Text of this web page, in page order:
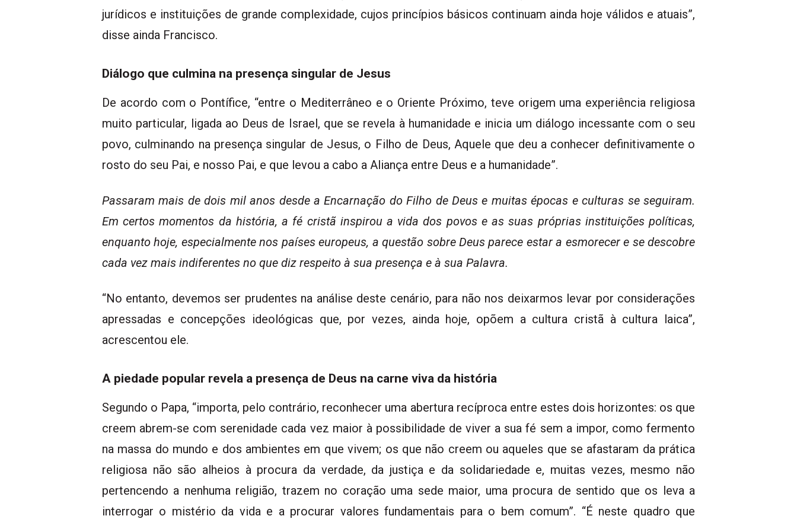
jurídicos e instituições de grande complexidade, cujos princípios básicos continuam ainda hoje válidos e atuais”,
disse ainda Francisco.
Diálogo que culmina na presença singular de Jesus
De acordo com o Pontífice, “entre o Mediterrâneo e o Oriente Próximo, teve origem uma experiência religiosa
muito particular, ligada ao Deus de Israel, que se revela à humanidade e inicia um diálogo incessante com o seu
povo, culminando na presença singular de Jesus, o Filho de Deus, Aquele que deu a conhecer definitivamente o
rosto do seu Pai, e nosso Pai, e que levou a cabo a Aliança entre Deus e a humanidade”.
Passaram mais de dois mil anos desde a Encarnação do Filho de Deus e muitas épocas e culturas se seguiram.
Em certos momentos da história, a fé cristã inspirou a vida dos povos e as suas próprias instituições políticas,
enquanto hoje, especialmente nos países europeus, a questão sobre Deus parece estar a esmorecer e se descobre
cada vez mais indiferentes no que diz respeito à sua presença e à sua Palavra.
“No entanto, devemos ser prudentes na análise deste cenário, para não nos deixarmos levar por considerações
apressadas e concepções ideológicas que, por vezes, ainda hoje, opõem a cultura cristã à cultura laica”,
acrescentou ele.
A piedade popular revela a presença de Deus na carne viva da história
Segundo o Papa, “importa, pelo contrário, reconhecer uma abertura recíproca entre estes dois horizontes: os que
creem abrem-se com serenidade cada vez maior à possibilidade de viver a sua fé sem a impor, como fermento
na massa do mundo e dos ambientes em que vivem; os que não creem ou aqueles que se afastaram da prática
religiosa não são alheios à procura da verdade, da justiça e da solidariedade e, muitas vezes, mesmo não
pertencendo a nenhuma religião, trazem no coração uma sede maior, uma procura de sentido que os leva a
interrogar o mistério da vida e a procurar valores fundamentais para o bem comum”. “É neste quadro que